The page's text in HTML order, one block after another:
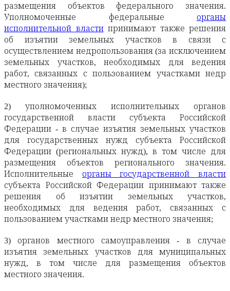
размещения объектов федерального значения.
Уполномоченные федеральные органы
исполнительной властипринимают также решения
об изъятии земельных участков в связи с
осуществлением недропользования (за исключением
земельных участков, необходимых для ведения
работ, связанных с пользованием участками недр
местного значения);
2) уполномоченных исполнительных органов
государственной власти субъекта Российской
Федерации - в случае изъятия земельных участков
для государственных нужд субъекта Российской
Федерации (региональных нужд), в том числе для
размещения объектов регионального значения.
Исполнительные органы государственной власти
субъекта Российской Федерации принимают также
решения об изъятии земельных участков,
необходимых для ведения работ, связанных с
пользованием участками недр местного значения;
3) органов местного самоуправления - в случае
изъятия земельных участков для муниципальных
нужд, в том числе для размещения объектов
местного значения.